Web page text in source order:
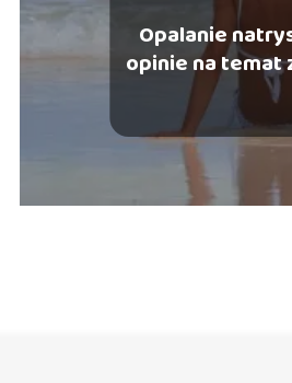
Opalanie
opinie na temat